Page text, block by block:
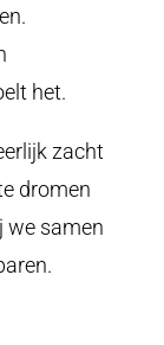
het.
zacht
dromen
we samen